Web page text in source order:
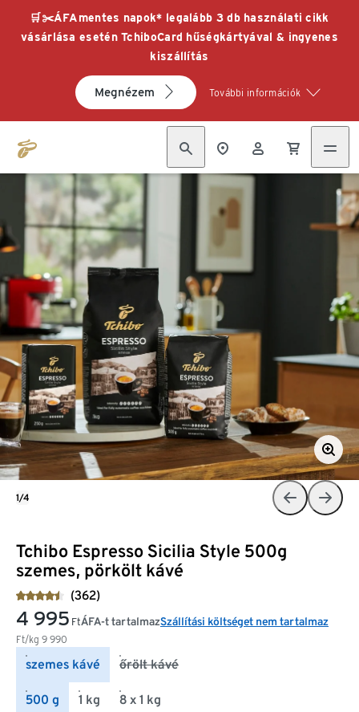
🛒✂️ÁFAmentes napok* legalább 3 db használati cikk
vásárlása esetén TchiboCard hűségkártyával & ingyenes
kiszállítás
Megnézem További információk
Tchibo Espresso Sicilia Style 500g
szemes, pörkölt kávé
(362)
4 995 Ft
Ft/kg 9 990
ÁFA-t tartalmazSzállítási költséget nem tartalmaz
szemes kávé őrölt kávé
500 g 1 kg
8 x 1 kg
1/4